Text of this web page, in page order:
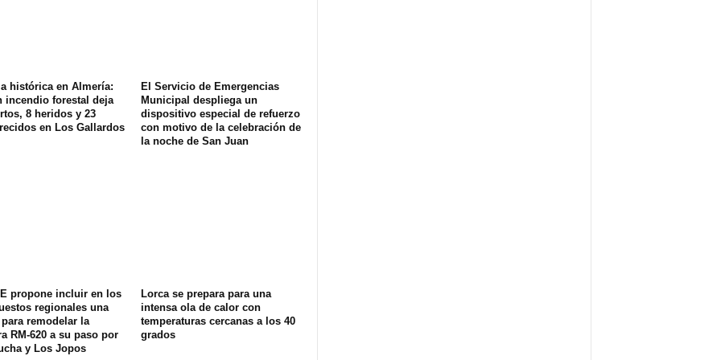
histórica en Almería:
incendio forestal deja
8 heridos y 23
en Los Gallardos
El Servicio de Emergencias
Municipal despliega un
dispositivo especial de refuerzo
con motivo de la celebración de
la noche de San Juan
propone incluir en los
regionales una
remodelar la
RM-620 a su paso por
y Los Jopos
Lorca se prepara para una
intensa ola de calor con
temperaturas cercanas a los 40
grados